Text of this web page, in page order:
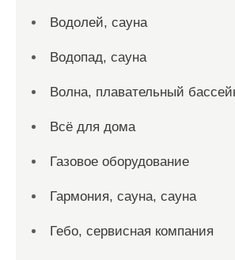
Водолей, сауна
Водопад, сауна
Волна, плавательный
Всё для дома
Газовое оборудование
Гармония, сауна, сауна
Гебо, сервисная компания